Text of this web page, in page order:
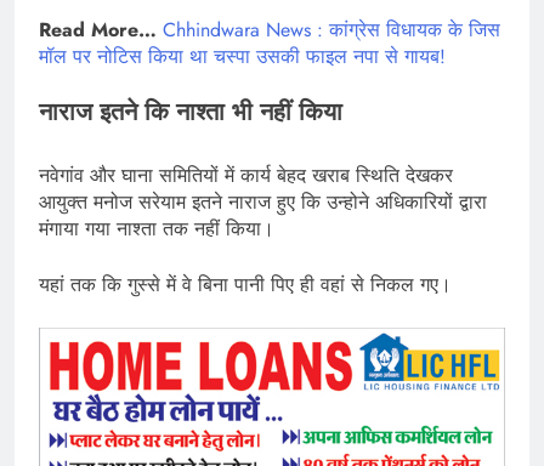
Read More… Chhindwara News : कांग्रेस विधायक के जिस
मॉल पर नोटिस किया था चस्पा उसकी फाइल नपा से गायब!
नाराज इतने कि नाश्ता भी नहीं किया
नवेगांव और घाना समितियों में कार्य बेहद खराब स्थिति देखकर
आयुक्त मनोज सरेयाम इतने नाराज हुए कि उन्होने अधिकारियों द्वारा
मंगाया गया नाश्ता तक नहीं किया।
यहां तक कि गुस्से में वे बिना पानी पिए ही वहां से निकल गए।